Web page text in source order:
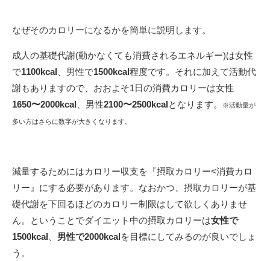
なぜそのカロリーになるかを簡単に説明します。
成人の基礎代謝(動かなくても消費されるエネルギー)は女性
で1100kcal 、男性で1500kcal程度です。それに加えて活動代
謝もありますので、おおよそ1日の消費カロリーは女性
1650〜2000kcal 、男性2100〜2500kcalとなります。 ※活動量が
多い方はさらに数字が大きくなります。
減量するためにはカロリー収支を『摂取カロリー<消費カロ
リー』にする必要があります。なおかつ、摂取カロリーが基
礎代謝を下回るほどのカロリー制限はして欲しくありませ
ん。ということでダイエット中の摂取カロリーは女性で
1500kcal
男性で2000kcalを目標にしてみるのが良いでしょ
う。